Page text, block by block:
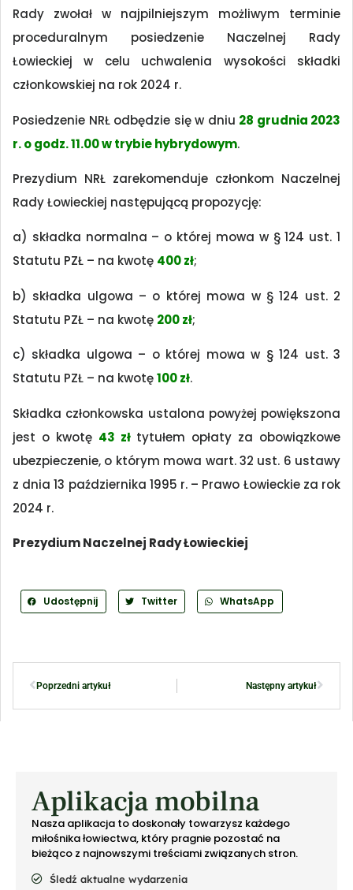
Rady zwołał w najpilniejszym możliwym terminie
proceduralnym posiedzenie Naczelnej Rady
Łowieckiej w celu uchwalenia wysokości składki
członkowskiej na rok 2024 r.
Posiedzenie NRŁ odbędzie się w dniu 28 grudnia 2023
r. o godz. 11.00 w trybie hybrydowym.
Prezydium NRŁ zarekomenduje członkom Naczelnej
Rady Łowieckiej następującą propozycję:
a) składka normalna – o której mowa w § 124 ust. 1
Statutu PZŁ – na kwotę 400 zł;
b) składka ulgowa – o której mowa w § 124 ust. 2
Statutu PZŁ – na kwotę 200 zł;
c) składka ulgowa – o której mowa w § 124 ust. 3
Statutu PZŁ – na kwotę100 zł.
Składka członkowska ustalona powyżej powiększona
jest o kwotę 43 złtytułem opłaty za obowiązkowe
ubezpieczenie, o którym mowa wart. 32 ust. 6 ustawy
z dnia 13 października 1995 r. – Prawo Łowieckie za rok
2024 r.
Prezydium Naczelnej Rady Łowieckiej
Udostępnij Twitter WhatsApp
Poprzedni artykuł Następny artykuł
Aplikacja mobilna
Nasza aplikacja to doskonały towarzysz każdego
miłośnika łowiectwa, który pragnie pozostać na
bieżąco z najnowszymi treściami związanych stron.
Śledź aktualne wydarzenia